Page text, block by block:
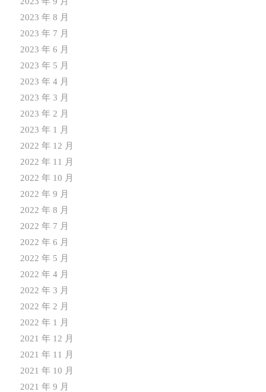
2023 年 8 月
2023 年 7 月
2023 年 6 月
2023 年 5 月
2023 年 4 月
2023 年 3 月
2023 年 2 月
2023 年 1 月
2022 年 12 月
2022 年 11 月
2022 年 10 月
2022 年 9 月
2022 年 8 月
2022 年 7 月
2022 年 6 月
2022 年 5 月
2022 年 4 月
2022 年 3 月
2022 年 2 月
2022 年 1 月
2021 年 12 月
2021 年 11 月
2021 年 10 月
2021 年 9 月